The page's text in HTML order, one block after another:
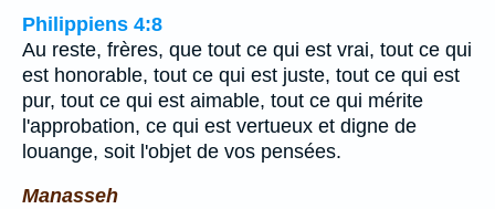
Philippiens 4:8
Au reste, frères, que tout ce qui est vrai, tout ce qui
est honorable, tout ce qui est juste, tout ce qui est
pur, tout ce qui est aimable, tout ce qui mérite
l'approbation, ce qui est vertueux et digne de
louange, soit l'objet de vos pensées.
Manasseh